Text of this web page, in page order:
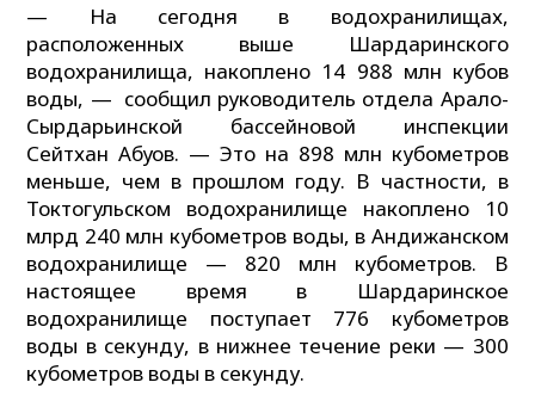
— На сегодня в водохранилищах,
расположенных выше Шардаринского
водохранилища, накоплено 14 988 млн кубов
воды, — сообщил руководитель отдела Арало-
Сырдарьинской бассейновой инспекции
Сейтхан Абуов. — Это на 898 млн кубометров
меньше, чем в прошлом году. В частности, в
Токтогульском водохранилище накоплено 10
млрд 240 млн кубометров воды, в Андижанском
водохранилище — 820 млн кубометров. В
настоящее время в Шардаринское
водохранилище поступает 776 кубометров
воды в секунду, в нижнее течение реки — 300
кубометров воды в секунду.